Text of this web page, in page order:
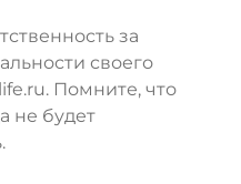
за
своего
Помните, что
не будет